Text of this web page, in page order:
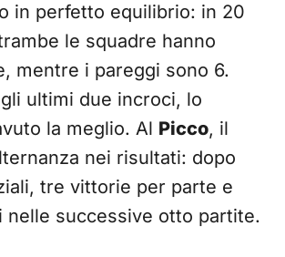
in perfetto equilibrio: in 20
le squadre hanno
mentre i pareggi sono 6.
ultimi due incroci, lo
la meglio. Al Picco, il
nei risultati: dopo
tre vittorie per parte e
nelle successive otto partite.